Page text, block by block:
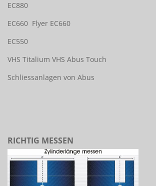
EC880
EC660 Flyer EC660
EC550
VHS Titalium VHS Abus Touch
Schliessanlagen von Abus
RICHTIG MESSEN